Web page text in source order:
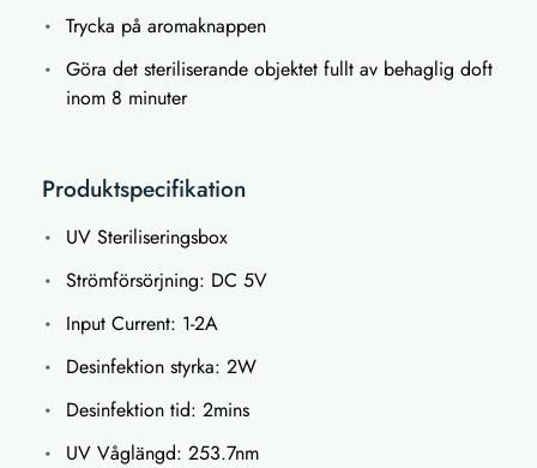
Trycka på aromaknappen
Göra det steriliserande objektet fullt av behaglig doft
inom 8 minuter
Produktspecifikation
UV Steriliseringsbox
Strömförsörjning: DC 5V
Input Current: 1-2A
Desinfektion styrka: 2W
Desinfektion tid: 2mins
UV Våglängd: 253.7nm